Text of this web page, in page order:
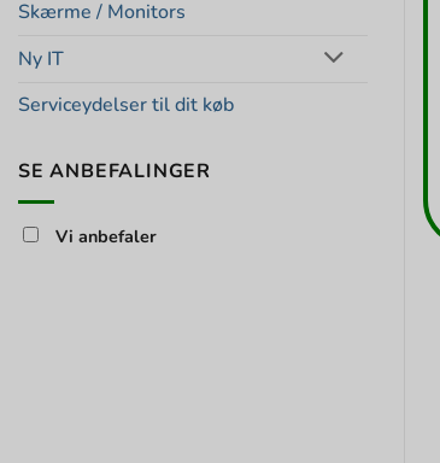
Skærme / Monitors
Ny IT
Serviceydelser til dit køb
SE ANBEFALINGER
Vi anbefaler